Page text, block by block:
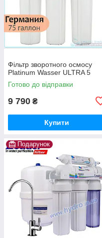
Фільтр зворотного осмосу
Platinum Wasser ULTRA 5
Готово до відправки
9 790 ₴
Купити
Подарунок